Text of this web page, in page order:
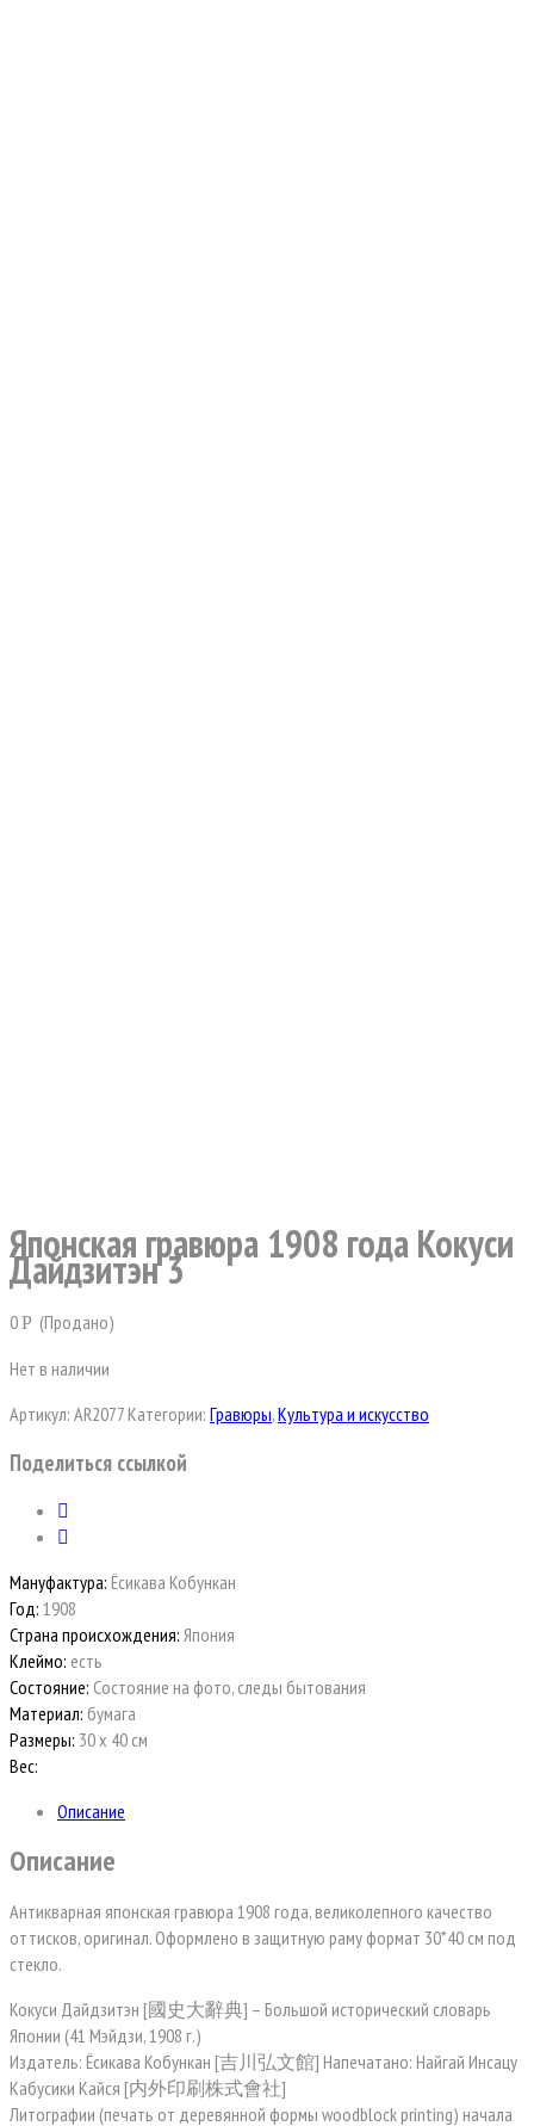
Японская гравюра 1908 года Кокуси
Дайдзитэн 3
0Р (Продано)
Нет в наличии
Артикул: AR2077 Категории: Гравюры,Культура и искусство
Поделиться ссылкой
Мануфактура: Ёсикава Кобункан
Год: 1908
Страна происхождения: Япония
Клеймо: есть
Состояние: Состояние на фото, следы бытования
Материал: бумага
Размеры: 30 х 40 см
Вес:
Описание
Описание
Антикварная японская гравюра 1908 года, великолепного качество
оттисков, оригинал. Оформлено в защитную раму формат 30*40 см под
стекло.
Кокуси Дайдзитэн [國史大辭典] – Большой исторический словарь
Японии (41 Мэйдзи, 1908 г.)
Издатель: Ёсикава Кобункан [吉川弘文館] Напечатано: Найгай Инсацу
Кабусики Кайся [内外印刷株式會社]
Литографии (печать от деревянной формы woodblock printing) начала